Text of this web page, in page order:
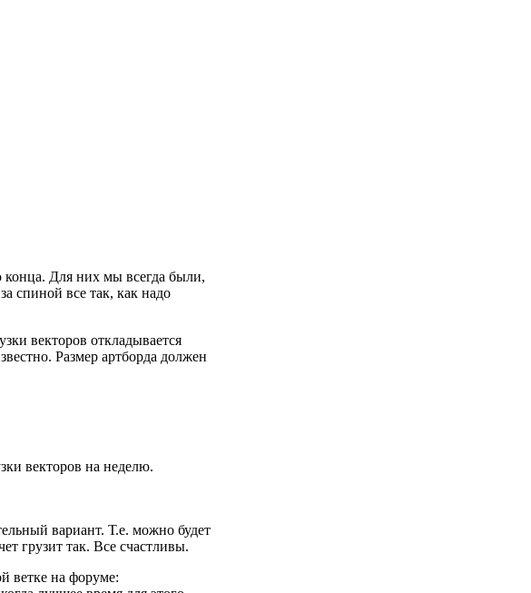
Для них мы всегда были,
спиной все так, как надо
векторов откладывается
Размер артборда должен
вариант. Т.е. можно будет
грузит так. Все счастливы.
ветке на форуме: